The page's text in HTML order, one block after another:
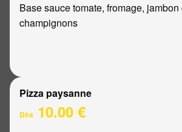
Base sauce tomate, fromage,
champignons
Pizza paysanne
Dès 10.00 €